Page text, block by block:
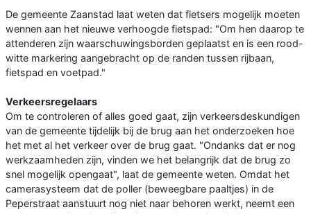
De gemeente Zaanstad laat weten dat fietsers mogelijk moeten
wennen aan het nieuwe verhoogde fietspad: "Om hen daarop te
attenderen zijn waarschuwingsborden geplaatst en is een rood-
witte markering aangebracht op de randen tussen rijbaan,
fietspad en voetpad."
Verkeersregelaars
Om te controleren of alles goed gaat, zijn verkeersdeskundigen
van de gemeente tijdelijk bij de brug aan het onderzoeken hoe
het met al het verkeer over de brug gaat. "Ondanks dat er nog
werkzaamheden zijn, vinden we het belangrijk dat de brug zo
snel mogelijk opengaat", laat de gemeente weten. Omdat het
camerasysteem dat de poller (beweegbare paaltjes) in de
Peperstraat aanstuurt nog niet naar behoren werkt, neemt een